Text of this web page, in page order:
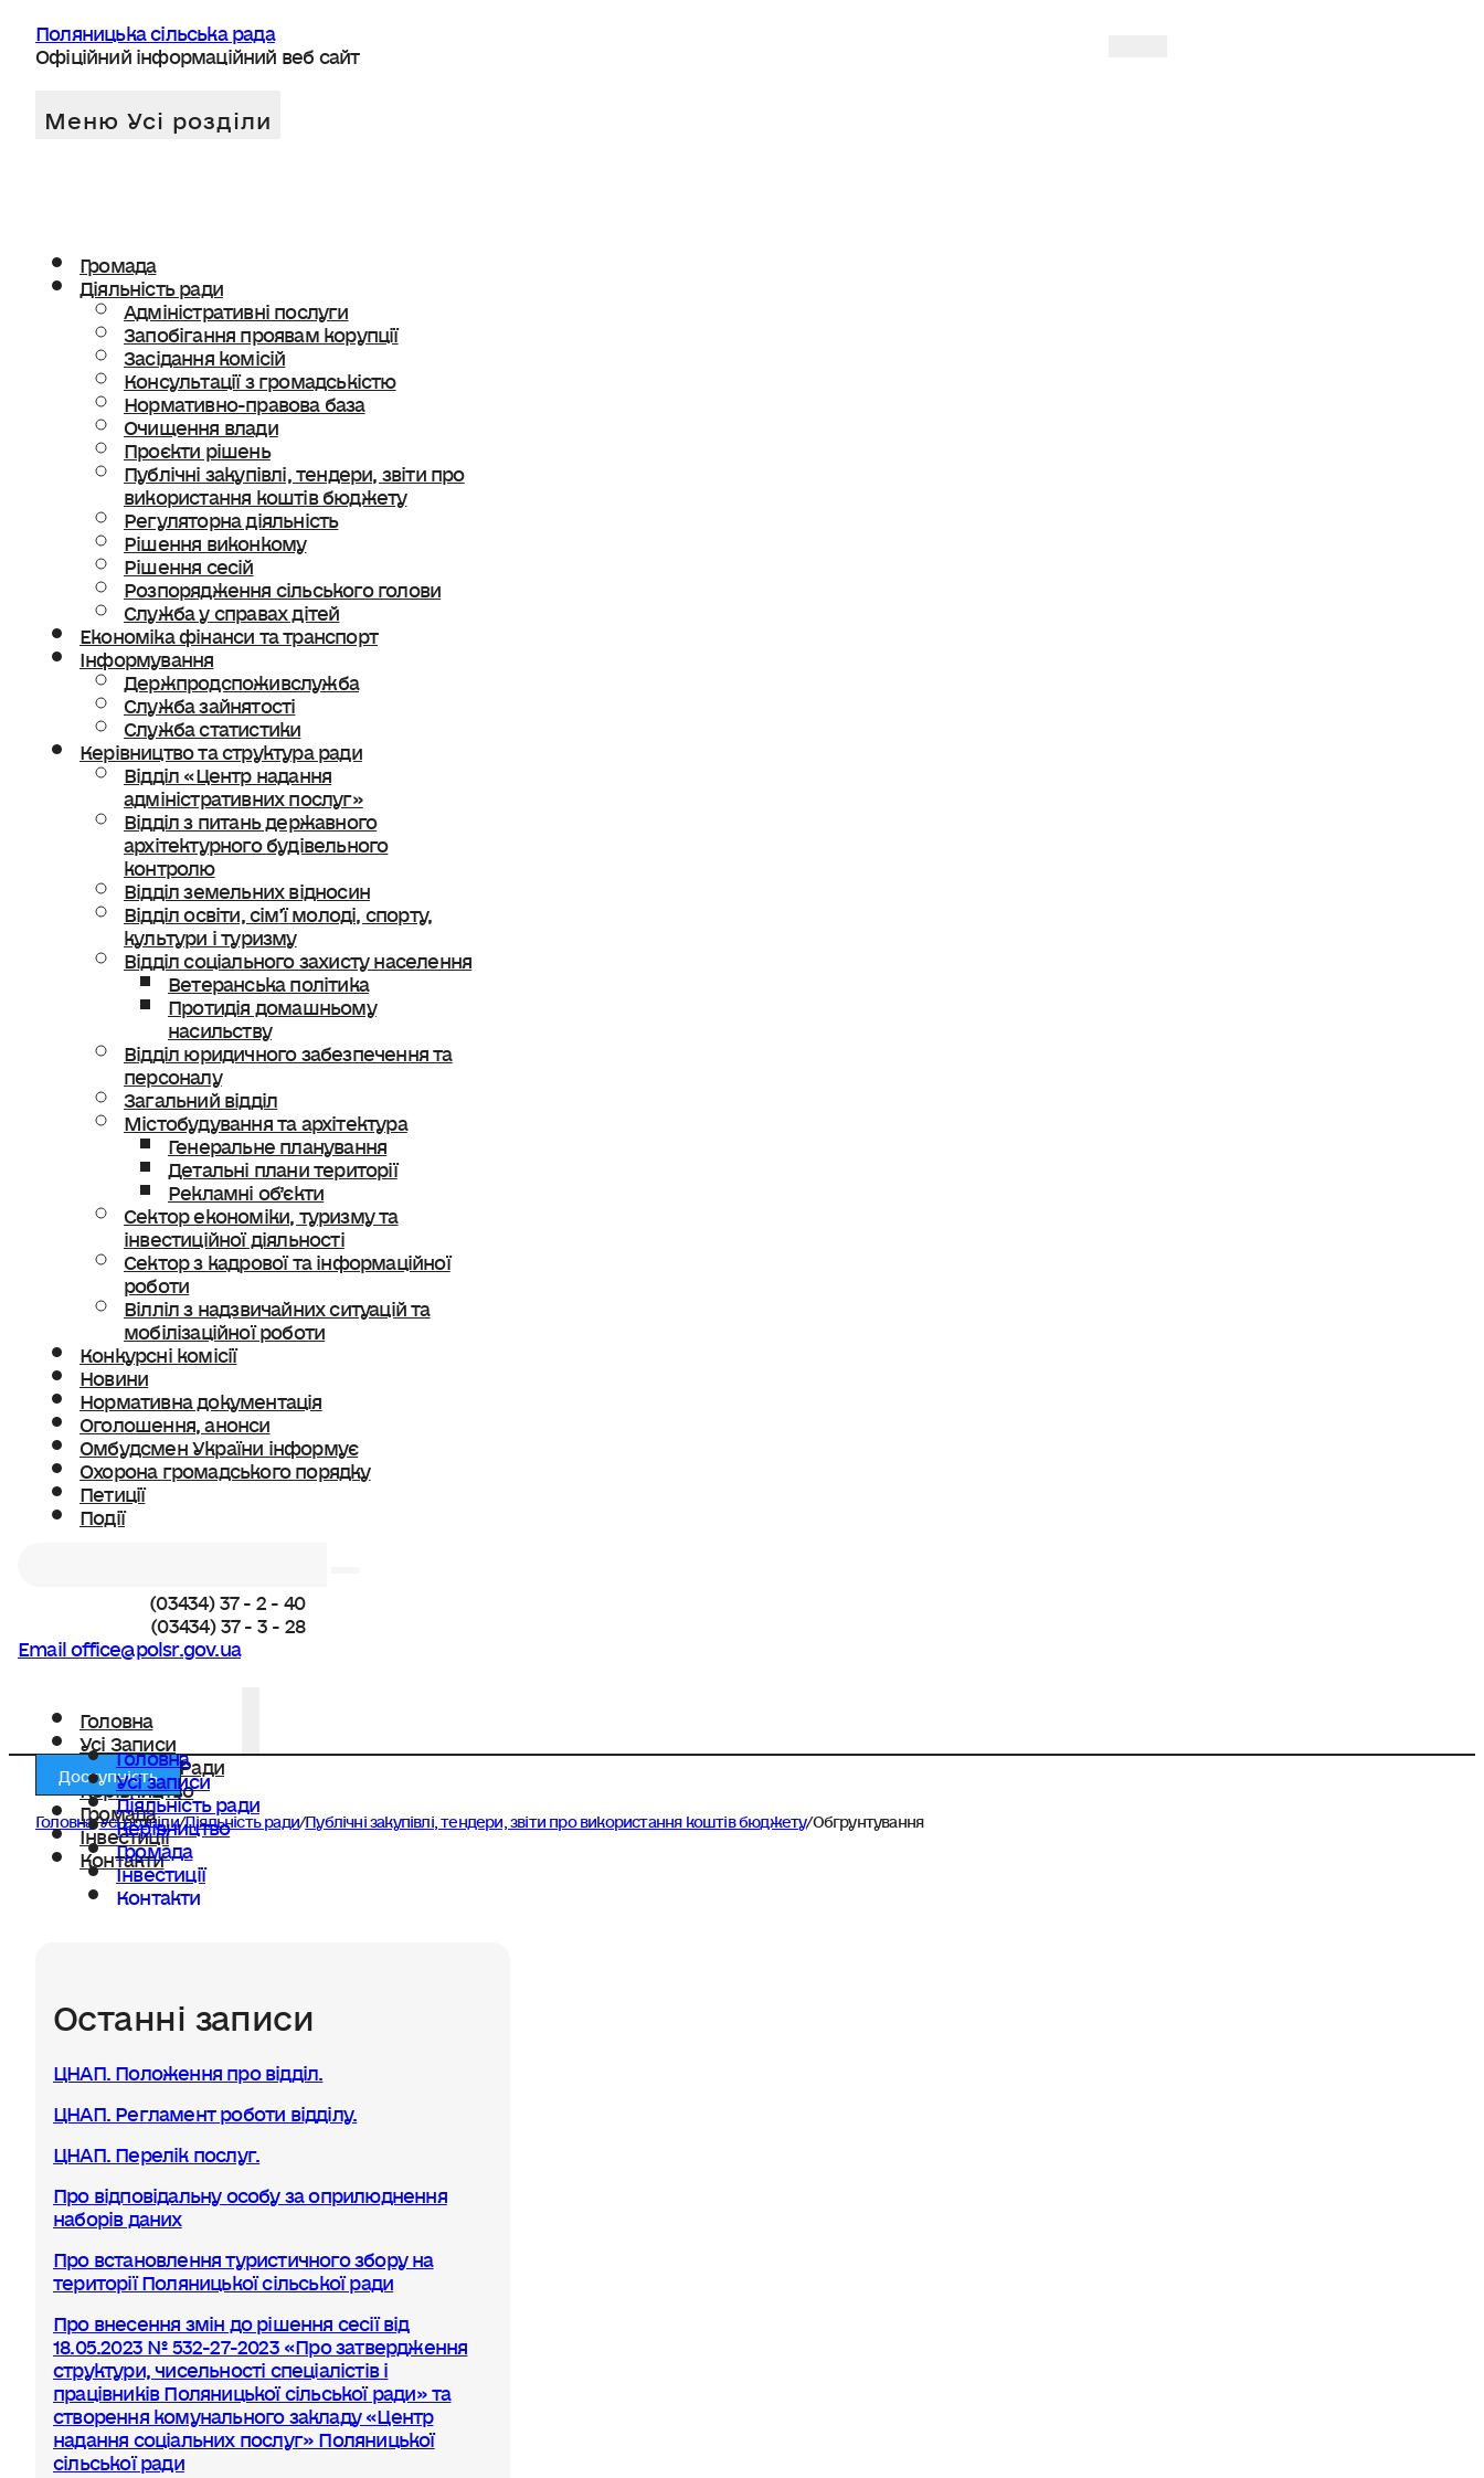
Поляницька сільська рада
Офіційний інформаційний веб сайт
Громада
Діяльність ради
Адміністративні послуги
Запобігання проявам корупції
Засідання комісій
Консультації з громадськістю
Нормативно-правова база
Очищення влади
Проєкти рішень
Публічні закупівлі, тендери, звіти про
використання коштів бюджету
Регуляторна діяльність
Рішення виконкому
Рішення сесій
Розпорядження сільського голови
Служба у справах дітей
Економіка фінанси та транспорт
Інформування
Держпродспоживслужба
Служба зайнятості
Служба статистики
Керівництво та структура ради
Відділ «Центр надання
адміністративних послуг»
Відділ з питань державного
архітектурного будівельного
контролю
Відділ земельних відносин
Відділ освіти, сімʼї молоді, спорту,
культури і туризму
Відділ соціального захисту населення
Ветеранська політика
Протидія домашньому
насильству
Відділ юридичного забезпечення та
персоналу
Загальний відділ
Містобудування та архітектура
Генеральне планування
Детальні плани території
Рекламні об’єкти
Сектор економіки, туризму та
інвестиційної діяльності
Сектор з кадрової та інформаційної
роботи
Вілліл з надзвичайних ситуацій та
мобілізаційної роботи
Конкурсні комісії
Новини
Нормативна документація
Оголошення, анонси
Омбудсмен України інформує
Охорона громадського порядку
Петиції
Події
(03434) 37 - 2 - 40
(03434) 37 - 3 - 28
Email office@polsr.gov.ua
Головна
Усі Записи
Діяльність Ради
Керівництво
Громада
Інвестиції
Контакти
Головна
Усі записи
Діяльність ради
Керівництво
Громада
Інвестиції
Контакти
Доступність
Головна/Усі розділи/Діяльність ради/Публічні закупівлі, тендери, звіти про використання коштів бюджету/Обгрунтування
Останні записи
ЦНАП. Положення про відділ.
ЦНАП. Регламент роботи відділу.
ЦНАП. Перелік послуг.
Про відповідальну особу за оприлюднення
наборів даних
Про встановлення туристичного збору на
території Поляницької сільської ради
Про внесення змін до рішення сесії від
18.05.2023 № 532-27-2023 «Про затвердження
структури, чисельності спеціалістів і
працівників Поляницької сільської ради» та
створення комунального закладу «Центр
надання соціальних послуг» Поляницької
сільської ради